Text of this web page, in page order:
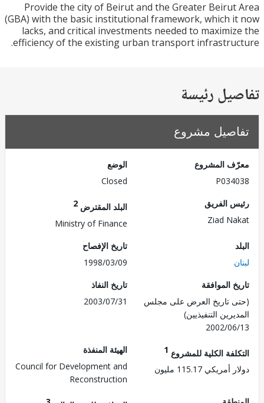
Provide the city of Beirut and the Greater
(GBA) with the basic institutional framework, which
lacks, and critical investments needed to
efficiency of the existing urban transport
رئيسة
مشروع
المشروع
الفريق
Ziad
البلد المقترض
Ministry of Finance
تاريخ الإفصاح
1998/03/09
الموافقة
تاريخ العرض على مجلس
التنفيذيين)
2002/
تاريخ النفاذ
2003/07/31
الكلية للمشروع1
115.17 مليون
الهيئة المنفذة
Council for Development and
Reconstruction